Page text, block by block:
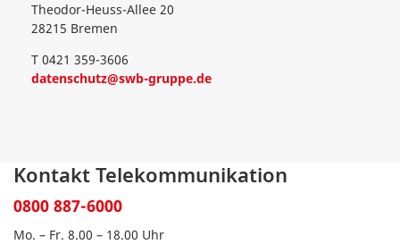
Theodor-Heuss-Allee 20
28215 Bremen
T 0421 359-3606
datenschutz@swb-gruppe.de
Kontakt Telekommunikation
0800 887-6000
Mo. – Fr. 8.00 – 18.00 Uhr